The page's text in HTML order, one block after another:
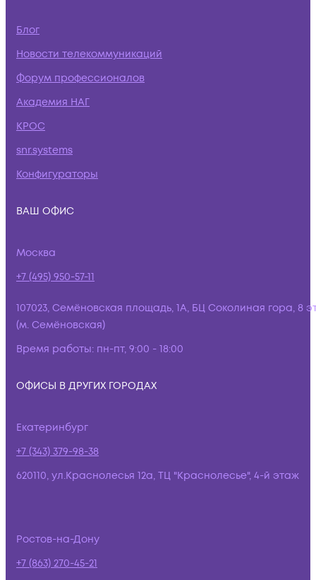
Блог
Новости телекоммуникаций
Форум профессионалов
Академия НАГ
КРОС
snr.systems
Конфигураторы
ВАШ ОФИС
Москва
+7 (495) 950-57-11
107023, Семёновская площадь, 1А, БЦ Соколиная гора, 8
(м. Семёновская)
Время работы: пн-пт, 9:00 - 18:00
ОФИСЫ В ДРУГИХ ГОРОДАХ
Екатеринбург
+7 (343) 379-98-38
620110, ул.Краснолесья 12а, ТЦ "Краснолесье", 4-й этаж
Ростов-на-Дону
+7 (863) 270-45-21